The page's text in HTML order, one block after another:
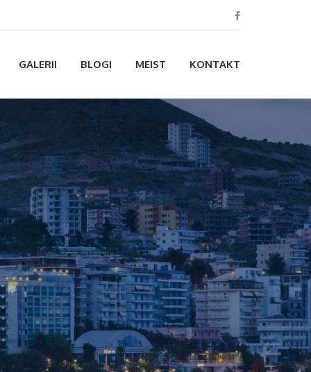
GALERII BLOGI MEIST KONTAKT